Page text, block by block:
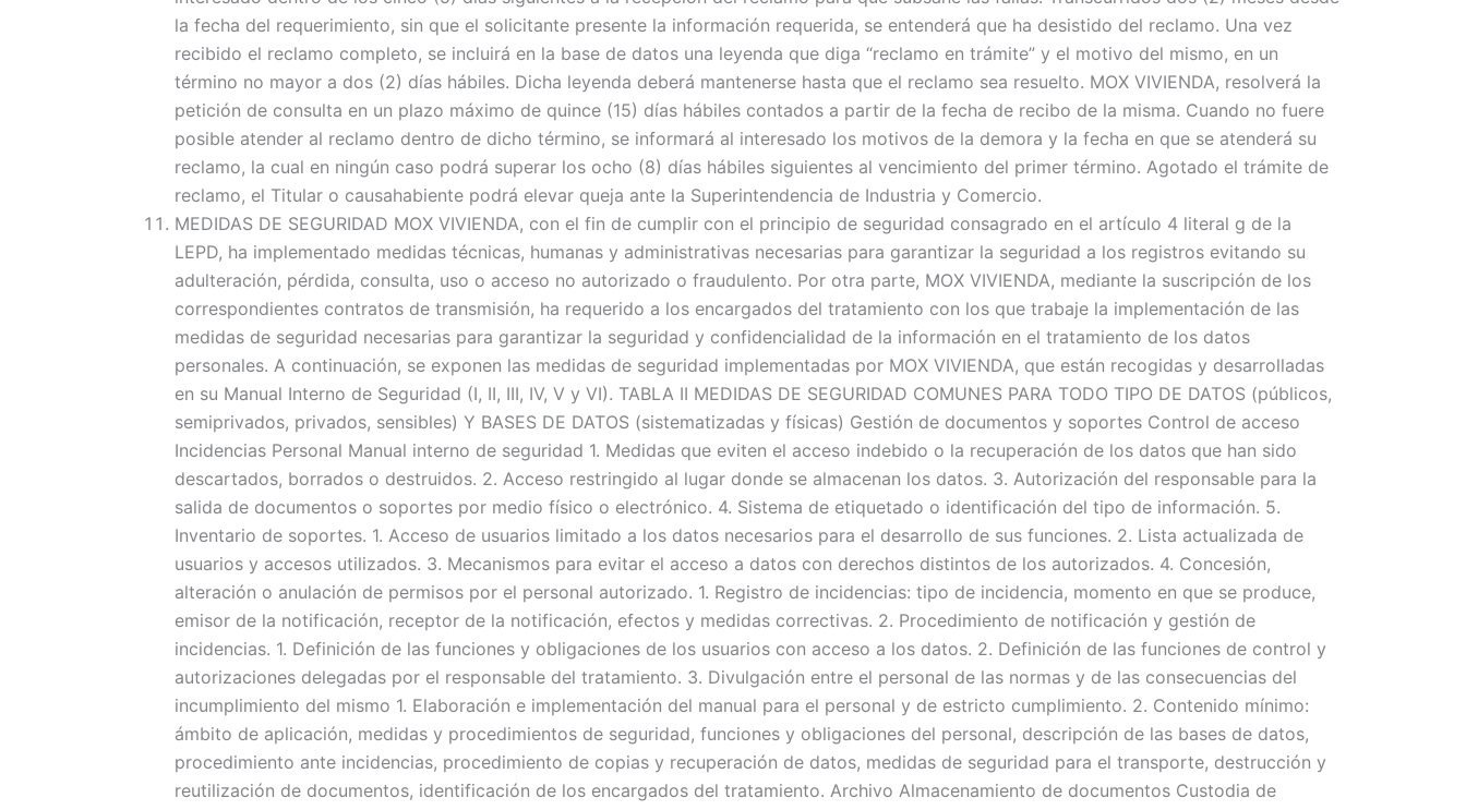
la fecha del requerimiento, sin que el solicitante presente la información requerida, se entenderá que ha desistido del reclamo. Una vez
recibido el reclamo completo, se incluirá en la base de datos una leyenda que diga “reclamo en trámite” y el motivo del mismo, en un
término no mayor a dos (2) días hábiles. Dicha leyenda deberá mantenerse hasta que el reclamo sea resuelto. MOX VIVIENDA, resolverá la
petición de consulta en un plazo máximo de quince (15) días hábiles contados a partir de la fecha de recibo de la misma. Cuando no fuere
posible atender al reclamo dentro de dicho término, se informará al interesado los motivos de la demora y la fecha en que se atenderá su
reclamo, la cual en ningún caso podrá superar los ocho (8) días hábiles siguientes al vencimiento del primer término. Agotado el trámite de
reclamo, el Titular o causahabiente podrá elevar queja ante la Superintendencia de Industria y Comercio.
MEDIDAS DE SEGURIDAD MOX VIVIENDA, con el fin de cumplir con el principio de seguridad consagrado en el artículo 4 literal g de la
LEPD, ha implementado medidas técnicas, humanas y administrativas necesarias para garantizar la seguridad a los registros evitando su
adulteración, pérdida, consulta, uso o acceso no autorizado o fraudulento. Por otra parte, MOX VIVIENDA, mediante la suscripción de los
correspondientes contratos de transmisión, ha requerido a los encargados del tratamiento con los que trabaje la implementación de las
medidas de seguridad necesarias para garantizar la seguridad y confidencialidad de la información en el tratamiento de los datos
personales. A continuación, se exponen las medidas de seguridad implementadas por MOX VIVIENDA, que están recogidas y desarrolladas
en su Manual Interno de Seguridad (I, II, III, IV, V y VI). TABLA II MEDIDAS DE SEGURIDAD COMUNES PARA TODO TIPO DE DATOS (públicos,
semiprivados, privados, sensibles) Y BASES DE DATOS (sistematizadas y físicas) Gestión de documentos y soportes Control de acceso
Incidencias Personal Manual interno de seguridad 1. Medidas que eviten el acceso indebido o la recuperación de los datos que han sido
descartados, borrados o destruidos. 2. Acceso restringido al lugar donde se almacenan los datos. 3. Autorización del responsable para la
salida de documentos o soportes por medio físico o electrónico. 4. Sistema de etiquetado o identificación del tipo de información. 5.
Inventario de soportes. 1. Acceso de usuarios limitado a los datos necesarios para el desarrollo de sus funciones. 2. Lista actualizada de
usuarios y accesos utilizados. 3. Mecanismos para evitar el acceso a datos con derechos distintos de los autorizados. 4. Concesión,
alteración o anulación de permisos por el personal autorizado. 1. Registro de incidencias: tipo de incidencia, momento en que se produce,
emisor de la notificación, receptor de la notificación, efectos y medidas correctivas. 2. Procedimiento de notificación y gestión de
incidencias. 1. Definición de las funciones y obligaciones de los usuarios con acceso a los datos. 2. Definición de las funciones de control y
autorizaciones delegadas por el responsable del tratamiento. 3. Divulgación entre el personal de las normas y de las consecuencias del
incumplimiento del mismo 1. Elaboración e implementación del manual para el personal y de estricto cumplimiento. 2. Contenido mínimo:
ámbito de aplicación, medidas y procedimientos de seguridad, funciones y obligaciones del personal, descripción de las bases de datos,
procedimiento ante incidencias, procedimiento de copias y recuperación de datos, medidas de seguridad para el transporte, destrucción y
reutilización de documentos, identificación de los encargados del tratamiento. Archivo Almacenamiento de documentos Custodia de